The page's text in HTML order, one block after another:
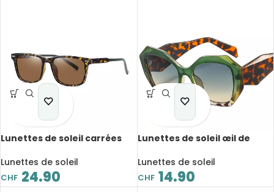
Lunettes de soleil carrées
UV400, avec boite de
rangement
Lunettes de soleil
CHF 24.90
Lunettes de soleil œil de
polygone, léopard, UV400
Lunettes de soleil
CHF 14.90